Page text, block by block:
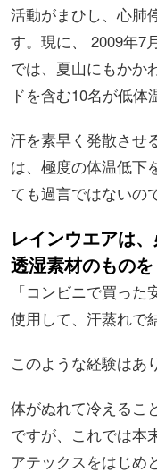
活動がまひし、心肺
す。現に、 2009年7
では、夏山にもかか
ドを含む10名が低体
汗を素早く発散させ
は、極度の体温低下
ても過言ではないの
レインウエアは
透湿素材のものを
「コンビニで買っ
使用して、汗蒸れで
このような経験はあ
体がぬれて冷えるこ
ですが、これでは本
アテックスをはじめ